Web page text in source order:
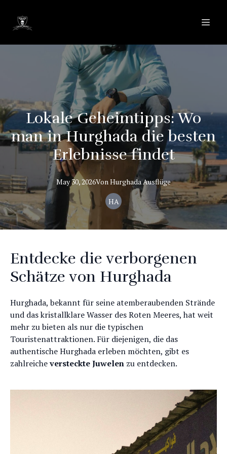
Lokale Geheimtipps: Wo
man in Hurghada die besten
Erlebnisse findet
May 30, 2026VonHurghadaAusflüge
HA
Entdecke die verborgenen
Schätze von Hurghada
Hurghada, bekannt für seine atemberaubenden Strände
und das kristallklare Wasser des Roten Meeres, hat weit
mehr zu bieten als nur die typischen
Touristenattraktionen. Für diejenigen, die das
authentische Hurghada erleben möchten, gibt es
zahlreicheversteckte Juwelen zu entdecken.